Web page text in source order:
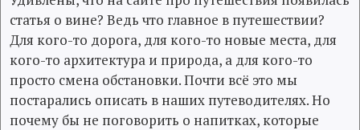
статья о вине? Ведь что главное в путешествии?
Для кого-то дорога, для кого-то новые места, для
кого-то архитектура и природа, а для кого-то
просто смена обстановки. Почти всё это мы
постарались описать в наших путеводителях. Но
почему бы не поговорить о напитках, которые